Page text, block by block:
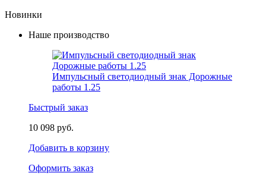
Новинки
Наше производство
Импульсный светодиодный знак Дорожные
работы 1.25
Быстрый заказ
10 098 руб.
Добавить в корзину
Оформить заказ